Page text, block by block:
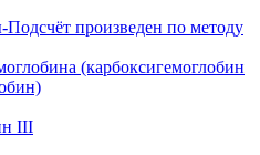
произведен по методу
(карбоксигемоглобин
III